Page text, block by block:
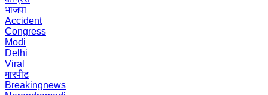
भाजपा
Accident
Congress
Modi
Delhi
Viral
मारपीट
Breakingnews